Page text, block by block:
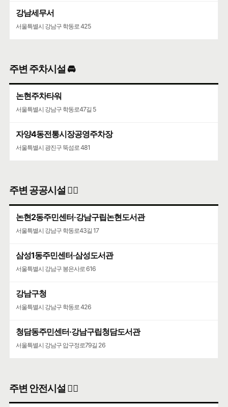
강남세무서
서울특별시 강남구 학동로 425
주변 주차시설 🚘
논현주차타워
서울특별시 강남구 학동로47길 5
자양4동전통시장공영주차장
서울특별시 광진구 뚝섬로 481
주변 공공시설 👨‍✈️
논현2동주민센터·강남구립논현도서관
서울특별시 강남구 학동로43길 17
삼성1동주민센터·삼성도서관
서울특별시 강남구 봉은사로 616
강남구청
서울특별시 강남구 학동로 426
청담동주민센터·강남구립청담도서관
서울특별시 강남구 압구정로79길 26
주변 안전시설 👮‍♀️